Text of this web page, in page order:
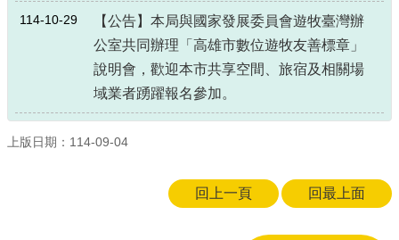
114-10-29
【公告】本局與國家發展委員會遊牧臺灣辦
公室共同辦理「高雄市數位遊牧友善標章」
說明會，歡迎本市共享空間、旅宿及相關場
域業者踴躍報名參加。
上版日期：114-09-04
回上一頁 回最上面